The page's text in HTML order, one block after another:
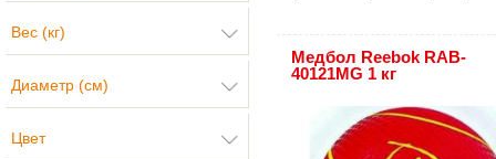
Вес (кг)
Диаметр (см)
Цвет
Медбол Reebok RAB-
40121MG 1 кг